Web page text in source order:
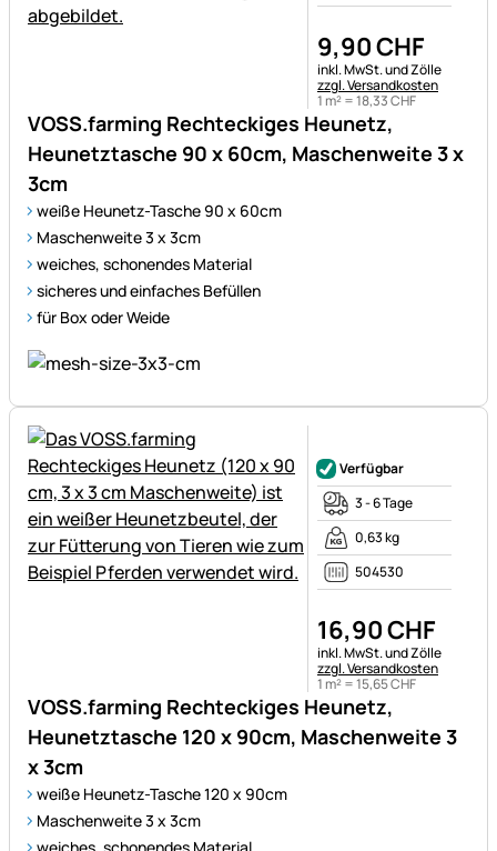
VOSS.farming Rechteckiges Heunetz,
Heunetztasche 90 x 60cm, Maschenweite 3 x
3cm
weiße Heunetz-Tasche 90 x 60cm
Maschenweite 3 x 3cm
weiches, schonendes Material
sicheres und einfaches Befüllen
für Box oder Weide
9,90CHF
Steuerhinweis:
inkl. MwSt. und Zölle
zzgl. Versandkosten
1 m² =18,33CHF
VOSS.farming Rechteckiges Heunetz,
Heunetztasche 120 x 90cm, Maschenweite 3
x 3cm
weiße Heunetz-Tasche 120 x 90cm
Maschenweite 3 x 3cm
Verfügbar
3 - 6 Tage
0,63 kg
504530
16,90CHF
Steuerhinweis:
inkl. MwSt. und Zölle
zzgl. Versandkosten
1 m² =15,65CHF